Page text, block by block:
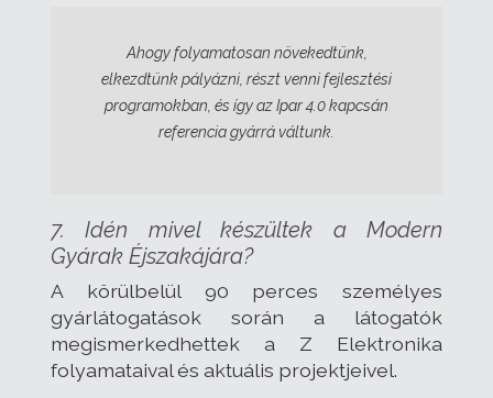
Ahogy folyamatosan növekedtünk,
elkezdtünk pályázni, részt venni fejlesztési
programokban, és így az Ipar 4.0 kapcsán
referencia gyárrá váltunk.
7. Idén mivel készültek a Modern
Gyárak Éjszakájára?
A körülbelül 90 perces személyes
gyárlátogatások során a látogatók
megismerkedhettek a Z Elektronika
folyamataival és aktuális projektjeivel.